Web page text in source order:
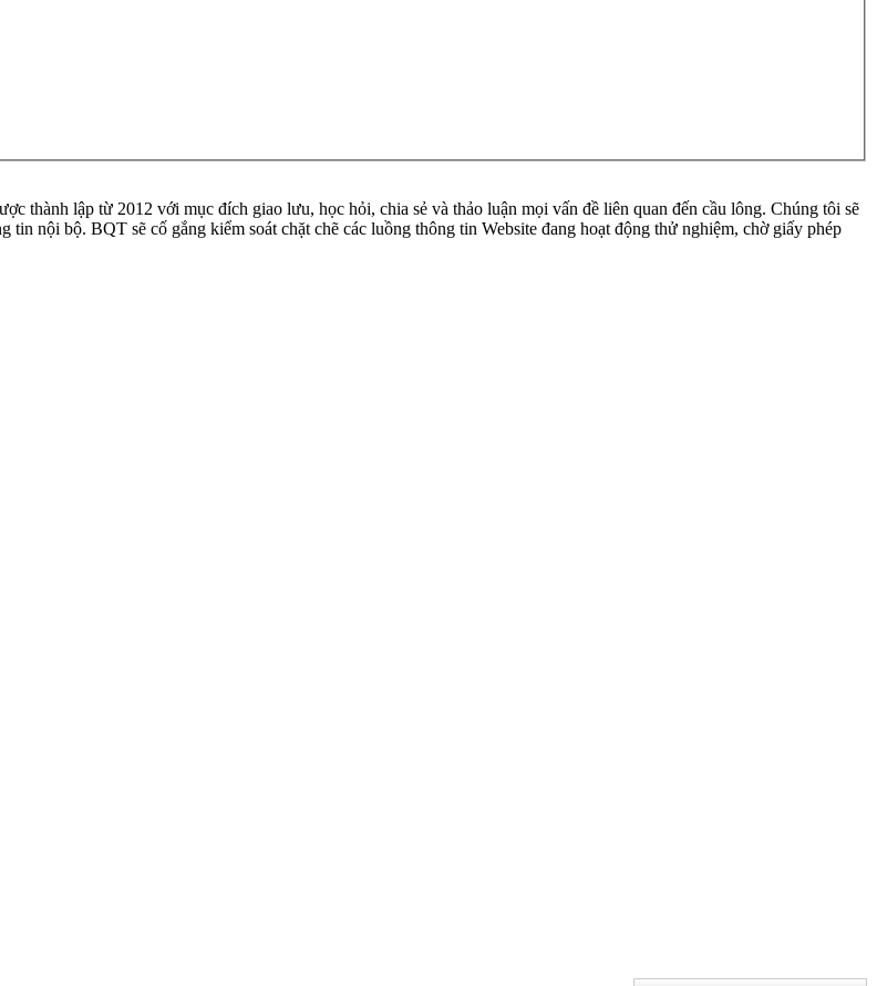
thành lập từ 2012 với mục đích giao lưu, học hỏi, chia sẻ và thảo luận mọi vấn đề liên quan đến cầu lông. Chúng tôi sẽ
nội bộ. BQT sẽ cố gắng kiểm soát chặt chẽ các luồng thông tin Website đang hoạt động thử nghiệm, chờ giấy phép